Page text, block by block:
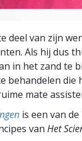
deel van zijn
Als hij dus
in het zand te
behandelen die
mate
is een van
van Het